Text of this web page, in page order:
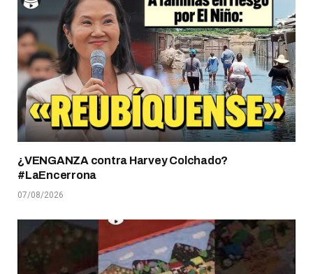
¿VENGANZA contra Harvey Colchado?
#LaEncerrona
07/08/2026